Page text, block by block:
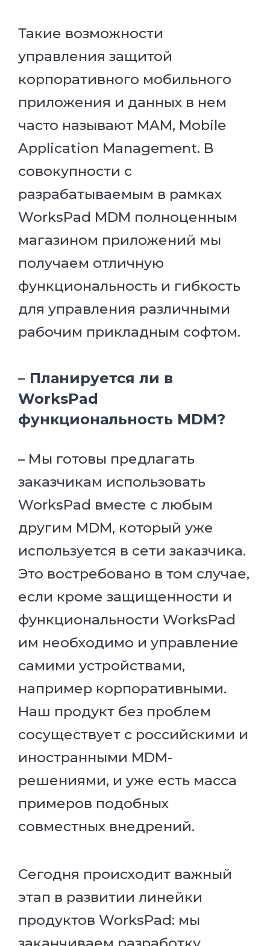
Такие возможности
управления защитой
корпоративного мобильного
приложения и данных в нем
часто называют MAM, Mobile
Application Management. В
совокупности с
разрабатываемым в рамках
WorksPad MDM полноценным
магазином приложений мы
получаем отличную
функциональность и гибкость
для управления различными
рабочим прикладным софтом.
– Планируется ли в
WorksPad
функциональность MDM?
– Мы готовы предлагать
заказчикам использовать
WorksPad вместе с любым
другим MDM, который уже
используется в сети заказчика.
Это востребовано в том случае,
если кроме защищенности и
функциональности WorksPad
им необходимо и управление
самими устройствами,
например корпоративными.
Наш продукт без проблем
сосуществует с российскими и
иностранными MDM-
решениями, и уже есть масса
примеров подобных
совместных внедрений.
Сегодня происходит важный
этап в развитии линейки
продуктов WorksPad: мы